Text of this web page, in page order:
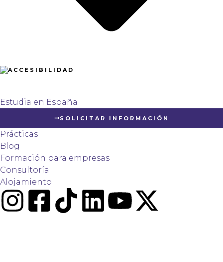
Estudia en España
SOLICITAR INFORMACIÓN
Prácticas
Blog
Formación para empresas
Consultoría
Alojamiento